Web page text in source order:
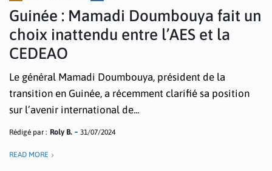
Guinée : Mamadi Doumbouya fait un
choix inattendu entre l’AES et la
CEDEAO
Le général Mamadi Doumbouya, président de la
transition en Guinée, a récemment clarifié sa position
sur l’avenir international de...
Rédigé par : Roly B. 31/07/2024
READ MORE